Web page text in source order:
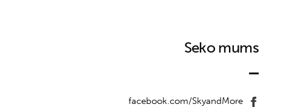
Seko mums
facebook.com/SkyandMore